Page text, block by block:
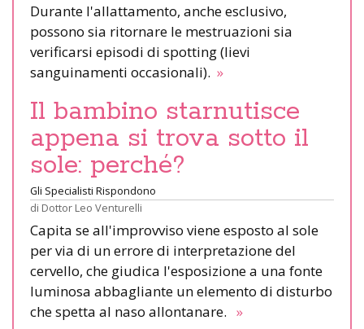
Durante l'allattamento, anche esclusivo,
possono sia ritornare le mestruazioni sia
verificarsi episodi di spotting (lievi
sanguinamenti occasionali). »
Il bambino starnutisce
appena si trova sotto il
sole: perché?
Gli Specialisti Rispondono
di Dottor Leo Venturelli
Capita se all'improvviso viene esposto al sole
per via di un errore di interpretazione del
cervello, che giudica l'esposizione a una fonte
luminosa abbagliante un elemento di disturbo
che spetta al naso allontanare. »